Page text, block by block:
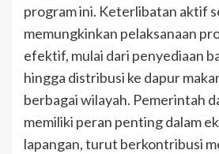
program ini. Keterlibatan aktif
memungkinkan pelaksanaan
efektif, mulai dari penyediaan
hingga distribusi ke dapur
berbagai wilayah. Pemerintah
memiliki peran penting dalam
lapangan, turut berkontribusi